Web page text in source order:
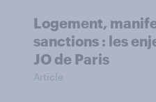
Logement,
sanctions : les
JO de Paris
Article